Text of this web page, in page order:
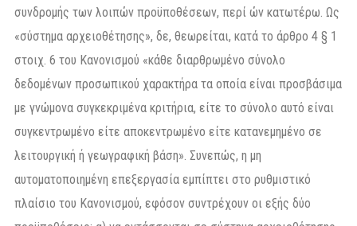
συνδρομής των λοιπών προϋποθέσεων, περί ών κατωτέρω. Ως
«σύστημα αρχειοθέτησης», δε, θεωρείται, κατά το άρθρο 4 § 1
στοιχ. 6 του Κανονισμού «κάθε διαρθρωμένο σύνολο
δεδομένων προσωπικού χαρακτήρα τα οποία είναι προσβάσιμα
με γνώμονα συγκεκριμένα κριτήρια, είτε το σύνολο αυτό είναι
συγκεντρωμένο είτε αποκεντρωμένο είτε κατανεμημένο σε
λειτουργική ή γεωγραφική βάση». Συνεπώς, η μη
αυτοματοποιημένη επεξεργασία εμπίπτει στο ρυθμιστικό
πλαίσιο του Κανονισμού, εφόσον συντρέχουν οι εξής δύο